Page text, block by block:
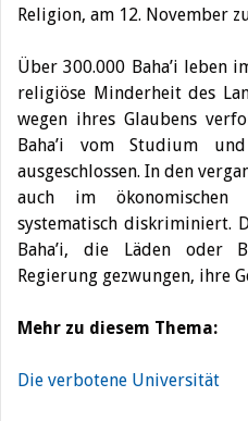
Religion, am 12. November
Über 300.000 Baha’i leben
religiöse Minderheit des
wegen ihres Glaubens
Baha’i vom Studium
ausgeschlossen. In den
auch im
systematisch diskriminiert.
Baha’i, die Läden oder
Regierung gezwungen, ihre
Mehr zu diesem Thema:
Die verbotene Universität